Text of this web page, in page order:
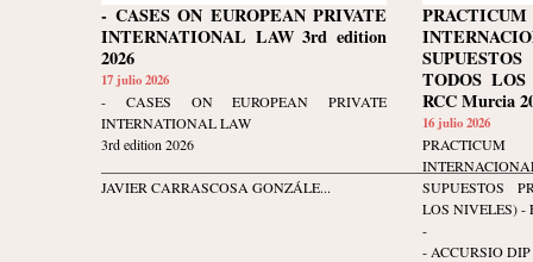
- CASES ON EUROPEAN PRIVATE
INTERNATIONAL LAW 3rd edition
2026
17 julio 2026
- CASES ON EUROPEAN PRIVATE
INTERNATIONAL LAW
3rd edition 2026
JAVIER CARRASCOSA GONZÁLE...
TODOS
RCC Murcia
16 julio 2026
SUPUESTOS
LOS NIVELES) -
-
- ACCURSIO DIP